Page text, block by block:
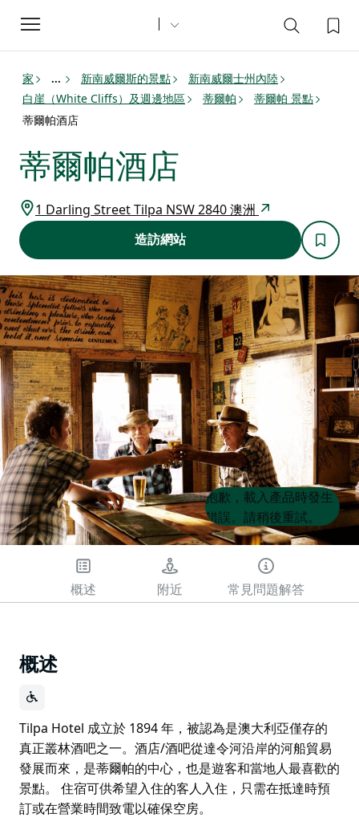
Toggle
navigation
家 ... 新南威爾斯的景點
新南威爾士州內陸
白崖（White Cliffs）及週邊地區
蒂爾帕
蒂爾帕 景點
蒂爾帕酒店
蒂爾帕酒店
1 Darling Street Tilpa NSW 2840 澳洲
造訪網站
Product
List
Product
List
抱歉，載入產品時發生
錯誤。請稍後重試。
概述 附近 常見問題解答
概述
Tilpa Hotel 成立於 1894 年，被認為是澳大利亞僅存的
真正叢林酒吧之一。酒店/酒吧從達令河沿岸的河船貿易
發展而來，是蒂爾帕的中心，也是遊客和當地人最喜歡的
景點。 住宿可供希望入住的客人入住，只需在抵達時預
訂或在營業時間致電以確保空房。